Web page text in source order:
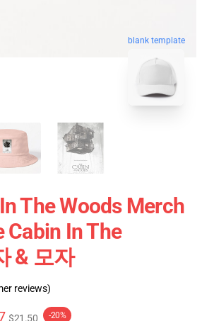
blank template
The Woods Merch
Cabin In The
& 모자
reviews)
$21.50 -20%